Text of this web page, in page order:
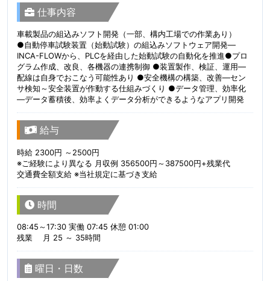
仕事内容
車載製品の組込みソフト開発（一部、構内工場での作業あり）
●自動停車試験装置（始動試験）の組込みソフトウェア開発—
INCA-FLOWから、PLCを経由した始動試験の自動化を推進●プロ
グラム作成、改良、各機器の連携制御 ●装置製作、検証、運用—
配線は自身でおこなう可能性あり ●安全機構の構築、改善—セン
サ検知～安全装置が作動する仕組みづくり ●データ管理、効率化
—データ蓄積後、効率よくデータ分析ができるようなアプリ開発
給与
時給 2300円 ～2500円
※ご経験により異なる 月収例 356500円～387500円+残業代
交通費全額支給 ※当社規定に基づき支給
時間
08:45～17:30 実働 07:45 休憩 01:00
残業 月 25 ～ 35時間
曜日・日数